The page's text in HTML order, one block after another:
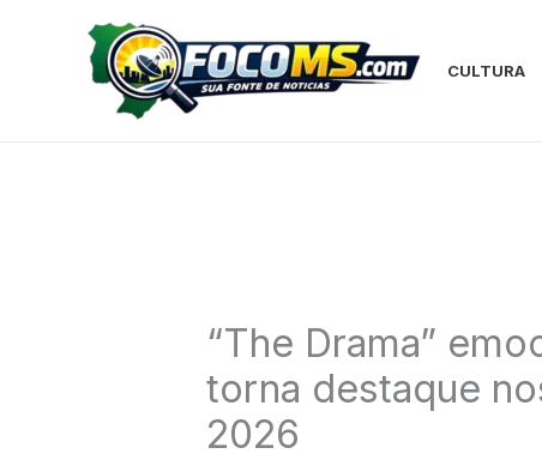
CULTURA
“The Drama”
torna destaque
2026